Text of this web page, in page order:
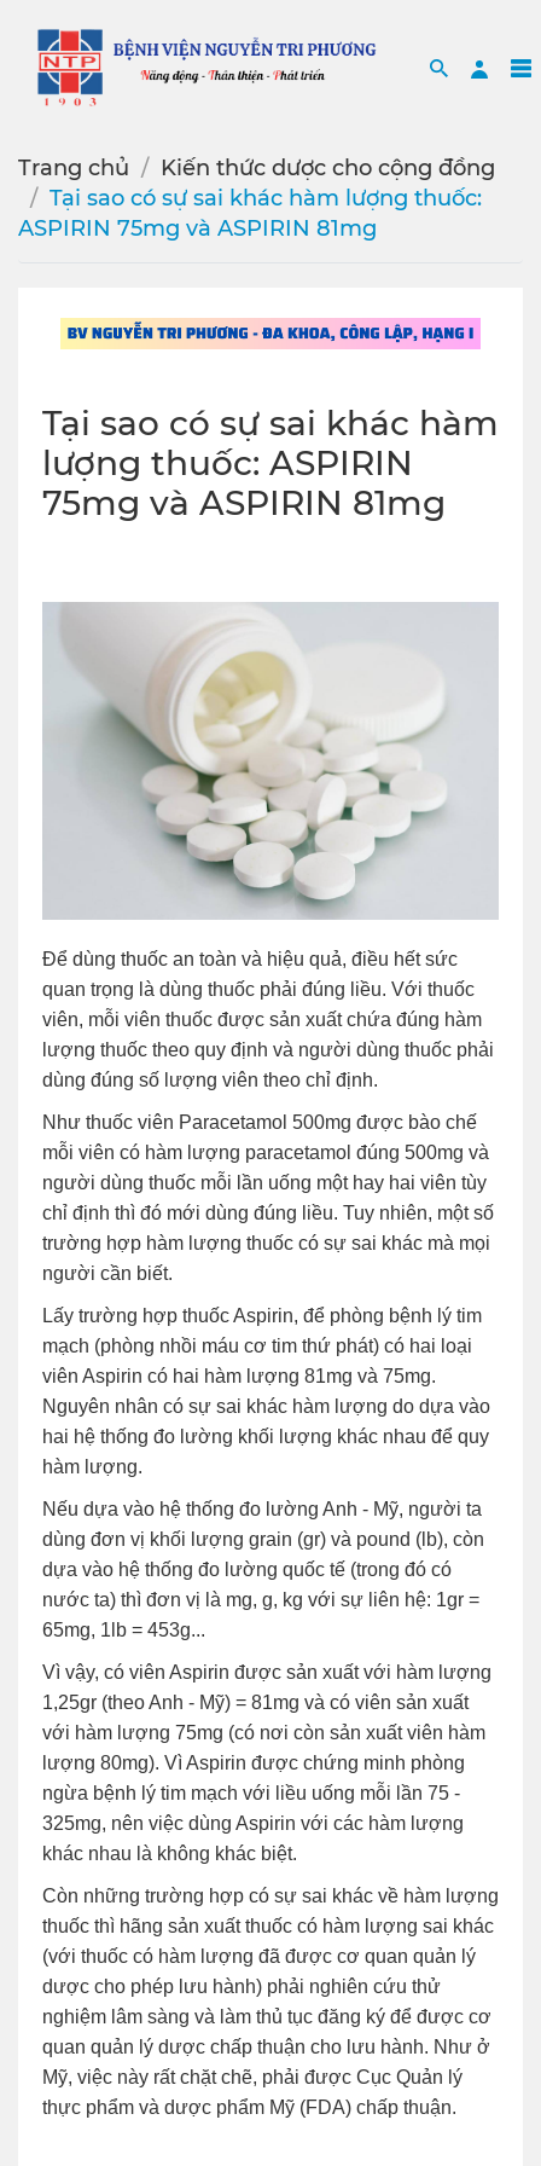
Search
Trang chủ
Kiến thức dược cho cộng đồng
Tại sao có sự sai khác hàm lượng thuốc:
ASPIRIN 75mg và ASPIRIN 81mg
Tại sao có sự sai khác hàm
lượng thuốc: ASPIRIN
75mg và ASPIRIN 81mg
Để dùng thuốc an toàn và hiệu quả, điều hết sức
quan trọng là dùng thuốc phải đúng liều. Với thuốc
viên, mỗi viên thuốc được sản xuất chứa đúng hàm
lượng thuốc theo quy định và người dùng thuốc phải
dùng đúng số lượng viên theo chỉ định.
Như thuốc viên Paracetamol 500mg được bào chế
mỗi viên có hàm lượng paracetamol đúng 500mg và
người dùng thuốc mỗi lần uống một hay hai viên tùy
chỉ định thì đó mới dùng đúng liều. Tuy nhiên, một số
trường hợp hàm lượng thuốc có sự sai khác mà mọi
người cần biết.
Lấy trường hợp thuốc Aspirin, để phòng bệnh lý tim
mạch (phòng nhồi máu cơ tim thứ phát) có hai loại
viên Aspirin có hai hàm lượng 81mg và 75mg.
Nguyên nhân có sự sai khác hàm lượng do dựa vào
hai hệ thống đo lường khối lượng khác nhau để quy
hàm lượng.
Nếu dựa vào hệ thống đo lường Anh - Mỹ, người ta
dùng đơn vị khối lượng grain (gr) và pound (lb), còn
dựa vào hệ thống đo lường quốc tế (trong đó có
nước ta) thì đơn vị là mg, g, kg với sự liên hệ: 1gr =
65mg, 1lb = 453g...
Vì vậy, có viên Aspirin được sản xuất với hàm lượng
1,25gr (theo Anh - Mỹ) = 81mg và có viên sản xuất
với hàm lượng 75mg (có nơi còn sản xuất viên hàm
lượng 80mg). Vì Aspirin được chứng minh phòng
ngừa bệnh lý tim mạch với liều uống mỗi lần 75 -
325mg, nên việc dùng Aspirin với các hàm lượng
khác nhau là không khác biệt.
Còn những trường hợp có sự sai khác về hàm lượng
thuốc thì hãng sản xuất thuốc có hàm lượng sai khác
(với thuốc có hàm lượng đã được cơ quan quản lý
dược cho phép lưu hành) phải nghiên cứu thử
nghiệm lâm sàng và làm thủ tục đăng ký để được cơ
quan quản lý dược chấp thuận cho lưu hành. Như ở
Mỹ, việc này rất chặt chẽ, phải được Cục Quản lý
thực phẩm và dược phẩm Mỹ (FDA) chấp thuận.